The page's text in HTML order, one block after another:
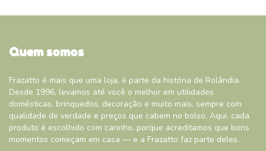
Quem somos
Frazatto é mais que uma loja, é parte da história de Rolândia.
Desde 1996, levamos até você o melhor em utilidades
domésticas, brinquedos, decoração e muito mais, sempre com
qualidade de verdade e preços que cabem no bolso. Aqui, cada
produto é escolhido com carinho, porque acreditamos que bons
momentos começam em casa — e a Frazatto faz parte deles.